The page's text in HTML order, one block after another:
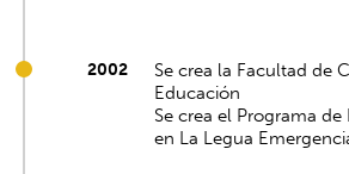
2002
Se crea la Facultad de
Educación
Se crea el Programa
en La Legua